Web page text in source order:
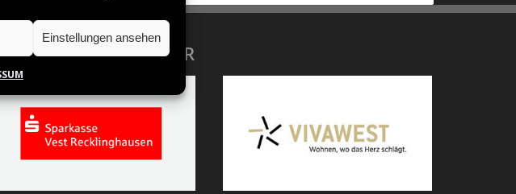
Einstellungen ansehen
| SUPPORTER